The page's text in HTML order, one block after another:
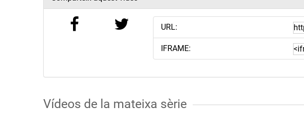
URL:
IFRAME:
Vídeos de la mateixa sèrie